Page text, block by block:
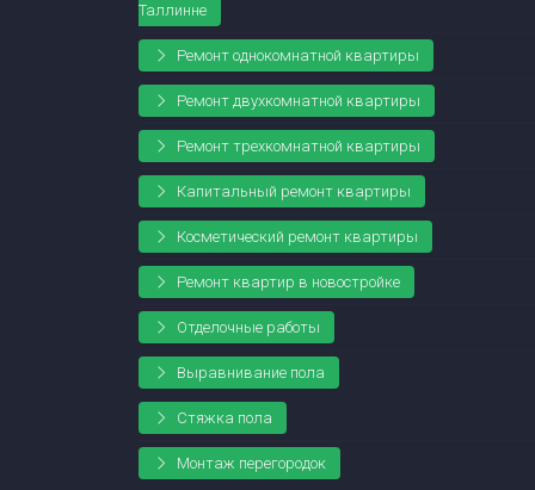
Таллинне
Ремонт однокомнатной квартиры
Ремонт двухкомнатной квартиры
Ремонт трехкомнатной квартиры
Капитальный ремонт квартиры
Косметический ремонт квартиры
Ремонт квартир в новостройке
Отделочные работы
Выравнивание пола
Стяжка пола
Монтаж перегородок